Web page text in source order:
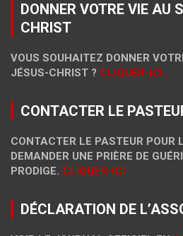
DONNER VOTRE VIE AU
CHRIST
VOUS SOUHAITEZ DONNER
JÉSUS-CHRIST ? CLIQUER-ICI.
CONTACTER LE
CONTACTER LE PASTEUR POUR
DEMANDER UNE PRIÈRE DE
PRODIGE. CLIQUER-ICI
DÉCLARATION DE